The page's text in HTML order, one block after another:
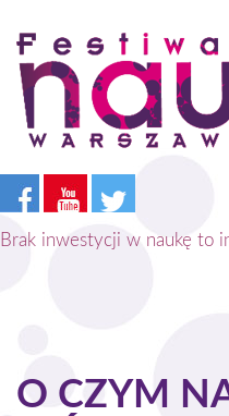
Przejdź
treści
Brak inwestycji w naukę to
O CZYM